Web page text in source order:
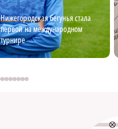
Нижегородская бегунья стала
первой на международном
турнире